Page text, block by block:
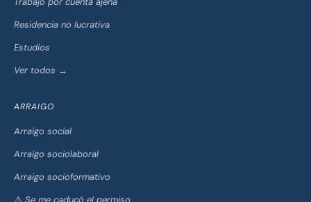
Residencia no lucrativa
Estudios
Ver todos →
ARRAIGO
Arraigo social
Arraigo sociolaboral
Arraigo socioformativo
⚠️ Se me caducó el permiso